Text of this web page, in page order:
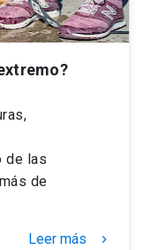
de las
de
Leer más keyboard_arrow_right